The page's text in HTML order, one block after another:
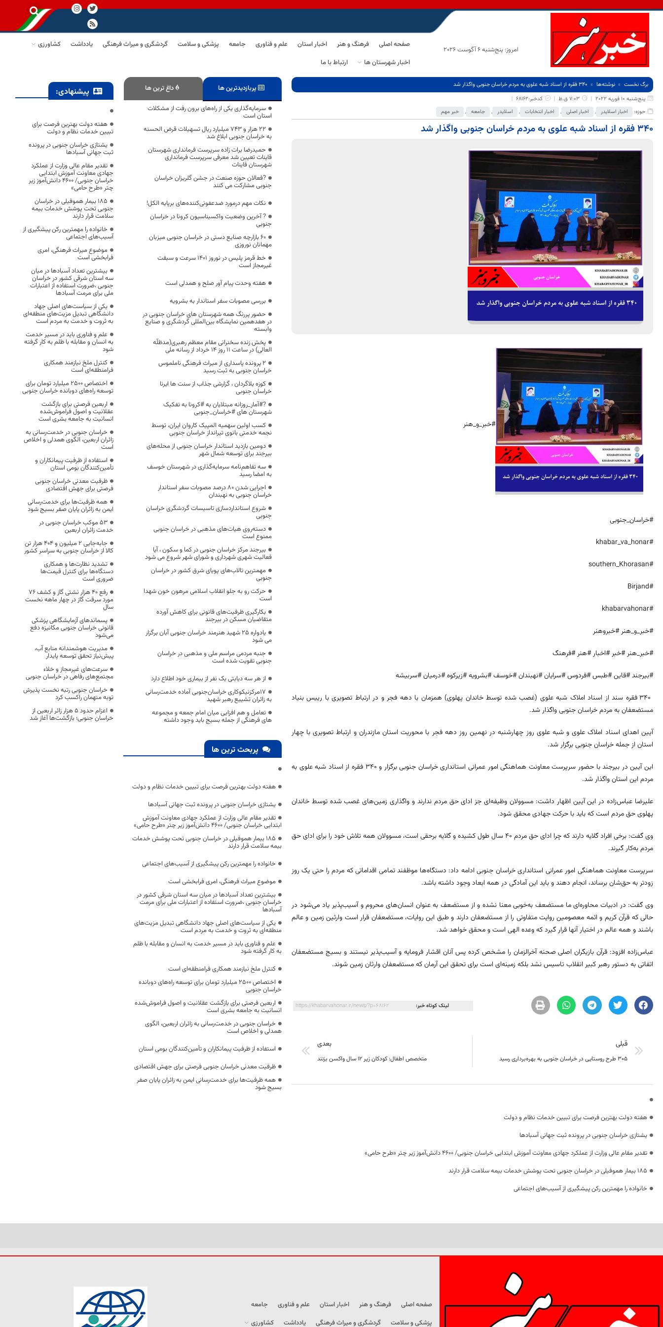
امروز: پنج‌شنبه 6 آگوست 2026
صفحه اصلی فرهنگ و هنر اخبار استان علم و فناوری جامعه پزشکی و سلامت گردشگری و میراث فرهنگی یادداشت
کشاورزی
اخبار شهرستان ها
ارتباط با ما
برگ نخست نوشته‌ها
۳۴۰ فقره از اسناد شبه علوی به مردم خراسان جنوبی واگذار شد
پنج‌شنبه 10 فوریه 2022
7:03 ق.ظ
کدخبر:68162
حوزه:
اخبار اسلایدر , اخبار اصلی , اخبار انتخابات , اسلایدر , جامعه , خبر مهم
۳۴۰ فقره از اسناد شبه علوی به مردم خراسان جنوبی واگذار شد
#خبر_و_هنر
#خراسان_جنوبی
#khabar_va_honar
#southern_Khorasan
#Birjand
#khabarvahonar
#خبر_و_هنر #خبروهنر
#خبر_هنر #خبر #اخبار #هنر #فرهنگ
#بیرجند #قاین #طبس #فردوس #سرایان #نهبندان #خوسف #بشرویه #زیرکوه #درمیان #سربیشه
۳۴۰ فقره سند از اسناد املاک شبه علوی (غصب شده توسط خاندان پهلوی) همزمان با دهه فجر و در ارتباط تصویری با رییس بنیاد
مستضعفان به مردم خراسان جنوبی واگذار شد.
آیین اهدای اسناد املاک علوی و شبه علوی روز چهارشنبه در نهمین روز دهه فجر با محوریت استان مازندران و ارتباط تصویری با چهار
استان از جمله خراسان جنوبی برگزار شد.
این آیین در بیرجند با حضور سرپرست معاونت هماهنگی امور عمرانی استانداری خراسان جنوبی برگزار و ۳۴۰ فقره از اسناد شبه علوی به
مردم این استان واگذار شد.
علیرضا عباس‌زاده در این آیین اظهار داشت: مسوولان وظیفه‌ای جز ادای حق مردم ندارند و واگذاری زمین‌های غصب شده توسط خاندان
پهلوی حق مردم است که باید با حرکت جهادی محقق شود.
وی گفت: برخی‌ افراد گلایه دارند که چرا ادای حق مردم ۴۰ سال طول کشیده و گلایه برحقی است، مسوولان همه تلاش خود را برای ادای حق
مردم به‌کار گیرند.
سرپرست معاونت هماهنگی امور عمرانی استانداری خراسان جنوبی ادامه داد: دستگاه‌ها موظفند تمامی اقداماتی که مردم را حتی یک روز
زودتر به حق‌شان برساند، انجام دهند و باید این آمادگی در همه ابعاد وجود داشته باشد.
وی گفت: در ادبیات محاوره‌ای ما مستضعف به‌خوبی معنا نشده و از مستضعف به عنوان انسان‌های محروم و آسیب‌پذیر یاد می‌شود در
حالی که قرآن کریم و ائمه معصومین روایت متفاوتی را از مستضعفان دارند و طبق این روایات، مستضعفان قرار است وارثین زمین و عالم
باشند و همه عالم در اختیار آنها قرار گیرد که وعده الهی است و محقق خواهد شد.
عباس‌زاده افزود: قرآن بازیگران اصلی صحنه آخرالزمان را مشخص کرده پس آنان اقشار فرومایه و آسیب‌پذیر نیستند و بسیج مستضعفان
اتفاتی به دستور رهبر کبیر انقلاب تاسیس نشد بلکه زمینه‌ای است برای تحقق این آرمان که مستضعفان وارثان زمین شوند.
لینک کوتاه خبر: https://khabarvahonar.ir/news/?p=68162
قبلی
۳۰۵ طرح روستایی در خراسان جنوبی به بهره‌برداری رسید
بعدی
متخصص اطفال: کودکان زیر ۱۲ سال واکسن بزنند
هفته دولت بهترین فرصت برای تبیین خدمات نظام و دولت
یشتازی خراسان جنوبی در پرونده ثبت جهانی آسبادها
تقدیر مقام عالی وزارت از عملکرد جهادی معاونت آموزش ابتدایی خراسان جنوبی/ ۴۶۰۰ دانش‌آموز زیر چتر «طرح حامی»
۱۸۵ بیمار هموفیلی در خراسان جنوبی تحت پوشش خدمات بیمه سلامت قرار دارند
خانواده را مهمترین رکن پیشگیری از آسیب‌های اجتماعی
پربازدیدترین ها داغ ترین ها
سرمایه‌گذاری یکی از راه‌های برون رفت از مشکلات
استان است
۲۲ هزار و ۷۴۳ میلیارد ریال تسهیلات قرض الحسنه
به خراسان جنوبی ابلاغ شد
حمیدرضا برات زاده سرپرست فرمانداری شهرستان
قاینات تعیین شد معرفی سرپرست فرمانداری
شهرستان قاینات
?فعالان حوزه صنعت در جشن گلریزان خراسان
جنوبی مشارکت می کنند
نکات مهم درمورد ضدعفونی‌کننده‌های برپایه الکل!
? آخرین وضعیت واکسیناسیون کرونا در خراسان
جنوبی
۶۰ بازارچه صنایع دستی در خراسان جنوبی میزبان
مهمانان نوروزی
خط قرمز پلیس در نوروز ۱۴۰۱ سرعت و سبقت
غیرمجاز است
هفته وحدت پیام آور صلح و همدلی است
بررسی مصوبات سفر استاندار به بشرویه
حضور پررنگ همه شهرستان های خراسان جنوبی در
در هفدهمین نمایشگاه بین‌المللی گردشگری و صنایع
وابسته
پخش زنده سخنرانی مقام معظم رهبری(مدظلّه
العالی) در ساعت 11 روز 14 خرداد از رسانه ملی
۲ پرونده پاسداری از میراث‌ فرهنگی ناملموس
خراسان جنوبی به ثبت رسید
کوزه بلاگردان ، گزارشی جذاب از سنت ها ایرنا
خراسان جنوبی
?#آمار_روزانه مبتلایان به #کرونا به تفکیک
شهرستان های #خراسان_جنوبی
کسب اولین سهمیه المپیک کاروان ایران، توسط
نجمه خدمتی بانوی تیرانداز خراسان جنوبی
دومین بازدید استاندار خراسان جنوبی از محله‌های
بیرجند برای توسعه شمال شهر
سه تفاهم‌نامه سرمایه‌گذاری در شهرستان خوسف
به امضا رسید
اجرایی شدن 80 درصد مصوبات سفر استاندار
خراسان جنوبی به نهبندان
شروع استانداردسازی تاسیسات گردشگری خراسان
جنوبی
دسته‌روی هیات‌های مذهبی در خراسان جنوبی
ممنوع است
بیرجند مرکز خراسان جنوبی در کما و سکون ، آیا
فعالیت شهری شهرداری و شورای شهر شروع می شود
مهمترین تالاب‌های پویای شرق کشور در خراسان
جنوبی
حرکت رو به‌ جلو انقلاب اسلامی مرهون خون شهدا
است
بکارگیری ظرفیت‌های قانونی برای کاهش آورده
متقاضیان مسکن در بیرجند
یادواره ۲۵ شهید هنرمند خراسان جنوبی آبان برگزار
می شود
جنبه مردمی مراسم ملی و مذهبی در خراسان
جنوبی تقویت شده است
از هر سه دیابتی یک نفر از بیماری خود اطلاع دارد
17مرکزنیکوکاری خراسان‌جنوبی آماده خدمت‌رسانی
به زائران تشییع رهبر شهید
تعامل و هم افزایی میان امام جمعه و مجموعه
های فرهنگی از جمله بسیج باید وجود داشته
پربحث ترین ها
هفته دولت بهترین فرصت برای تبیین خدمات نظام و دولت
یشتازی خراسان جنوبی در پرونده ثبت جهانی آسبادها
تقدیر مقام عالی وزارت از عملکرد جهادی معاونت آموزش
ابتدایی خراسان جنوبی/ ۴۶۰۰ دانش‌آموز زیر چتر «طرح حامی»
۱۸۵ بیمار هموفیلی در خراسان جنوبی تحت پوشش خدمات
بیمه سلامت قرار دارند
خانواده را مهمترین رکن پیشگیری از آسیب‌های اجتماعی
موضوع میراث فرهنگی، امری فرابخشی است
بیشترین تعداد آسبادها در میان سه استان شرقی کشور در
خراسان جنوبی ،ضرورت استفاده از اعتبارات ملی برای مرمت
آسبادها
یکی از سیاست‌های اصلی جهاد دانشگاهی تبدیل مزیت‌های
منطقه‌ای به ثروت و خدمت به مردم است
علم و فناوری باید در مسیر خدمت به انسان و مقابله با ظلم
به کار گرفته شود
کنترل ملخ نیازمند همکاری فرامنطقه‌ای است
اختصاص 2500 میلیارد تومان برای توسعه راه‌های دوبانده
خراسان جنوبی
اربعین فرصتی برای بازگشت عقلانیت و اصول فراموش‌شده
انسانیت به جامعه بشری است
خراسان جنوبی در خدمت‌رسانی به زائران اربعین، الگوی
همدلی و اخلاص است
استفاده از ظرفیت پیمانکاران و تأمین‌کنندگان بومی استان
ظرفیت معدنی خراسان جنوبی فرصتی برای جهش اقتصادی
همه ظرفیت‌ها برای خدمت‌رسانی ایمن به زائران پایان صفر
بسیج شود
پیشنهادی:
هفته دولت بهترین فرصت برای
تبیین خدمات نظام و دولت
یشتازی خراسان جنوبی در پرونده
ثبت جهانی آسبادها
تقدیر مقام عالی وزارت از عملکرد
جهادی معاونت آموزش ابتدایی
خراسان جنوبی/ ۴۶۰۰ دانش‌آموز زیر
چتر «طرح حامی»
۱۸۵ بیمار هموفیلی در خراسان
جنوبی تحت پوشش خدمات بیمه
سلامت قرار دارند
خانواده را مهمترین رکن پیشگیری از
آسیب‌های اجتماعی
موضوع میراث فرهنگی، امری
فرابخشی است
بیشترین تعداد آسبادها در میان
سه استان شرقی کشور در خراسان
جنوبی ،ضرورت استفاده از اعتبارات
ملی برای مرمت آسبادها
یکی از سیاست‌های اصلی جهاد
دانشگاهی تبدیل مزیت‌های منطقه‌ای
به ثروت و خدمت به مردم است
علم و فناوری باید در مسیر خدمت
به انسان و مقابله با ظلم به کار گرفته
شود
کنترل ملخ نیازمند همکاری
فرامنطقه‌ای است
اختصاص 2500 میلیارد تومان برای
توسعه راه‌های دوبانده خراسان جنوبی
اربعین فرصتی برای بازگشت
عقلانیت و اصول فراموش‌شده
انسانیت به جامعه بشری است
خراسان جنوبی در خدمت‌رسانی به
زائران اربعین، الگوی همدلی و اخلاص
است
استفاده از ظرفیت پیمانکاران و
تأمین‌کنندگان بومی استان
ظرفیت معدنی خراسان جنوبی
فرصتی برای جهش اقتصادی
همه ظرفیت‌ها برای خدمت‌رسانی
ایمن به زائران پایان صفر بسیج شود
53 موکب خراسان جنوبی در
خدمت زائران اربعین
جابه‌جایی 2 میلیون و 404 هزار تن
کالا از خراسان جنوبی به سراسر کشور
تشدید نظارت‌ها و همکاری
دستگاه‌ها برای کنترل قیمت‌ها
ضروری است
رفع 40 هزار نشتی گاز و کشف 76
مورد سرقت گاز در چهار ماهه نخست
سال
پسماندهای آزمایشگاهی پزشکی
قانونی خراسان جنوبی مکانیزه دفع
می‌شود
مدیریت هوشمندانه منابع آب،
پیش‌نیاز تحقق توسعه پایدار
سرعت‌های غیرمجاز و خلاء
مجتمع‌های رفاهی در خراسان جنوبی
خراسان جنوبی رتبه نخست پذیرش
توبه متهمان راکسب کرد
اعزام حدود 5 هزار زائر اربعین از
خراسان جنوبی؛ بازگشت‌ها آغاز شد
صفحه اصلی فرهنگ و هنر اخبار استان علم و فناوری
جامعه
پزشکی و سلامت
گردشگری و میراث فرهنگی یادداشت کشاورزی